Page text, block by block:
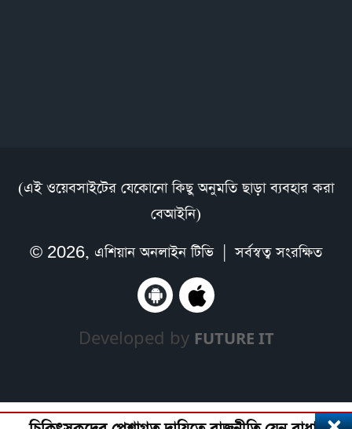
(এই ওয়েবসাইটের যেকোনো কিছু অনুমতি ছাড়া ব্যবহার করা
বেআইনি)
© 2026, এশিয়ান অনলাইন টিভি| সর্বস্বত্ব সংরক্ষিত
Developed by FUTURE IT